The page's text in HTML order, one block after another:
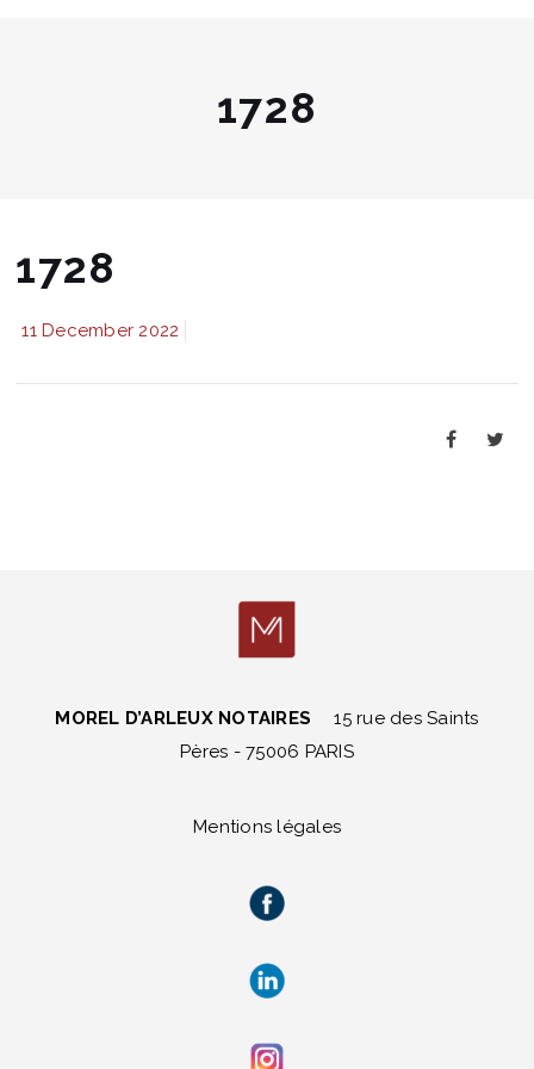
1728
1728
11 December 2022
MOREL D’ARLEUX NOTAIRES
15 rue des Saints
Pères - 75006 PARIS
Mentions légales